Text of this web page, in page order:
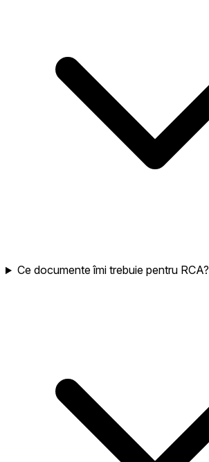
Ce documente îmi trebuie pentru RCA?